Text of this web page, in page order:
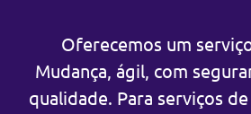
Oferecemos um
Mudança, ágil, com
qualidade. Para serviços